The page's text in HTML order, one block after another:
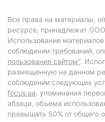
Все права на материалы,
ресурсе, принадлежат
Использование
соблюдении требований,
пользования сайтом".
размещенную на данном
соблюдении следующих
focus.ua, упоминания
абзаца, объема
превышать 50% от общего